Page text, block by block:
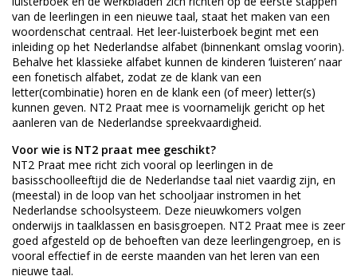
van de leerlingen in een nieuwe taal, staat het maken van een
woordenschat centraal. Het leer-luisterboek begint met een
inleiding op het Nederlandse alfabet (binnenkant omslag voorin).
Behalve het klassieke alfabet kunnen de kinderen ‘luisteren’ naar
een fonetisch alfabet, zodat ze de klank van een
letter(combinatie) horen en de klank een (of meer) letter(s)
kunnen geven. NT2 Praat mee is voornamelijk gericht op het
aanleren van de Nederlandse spreekvaardigheid.
Voor wie is NT2 praat mee geschikt?
NT2 Praat mee richt zich vooral op leerlingen in de
basisschoolleeftijd die de Nederlandse taal niet vaardig zijn, en
(meestal) in de loop van het schooljaar instromen in het
Nederlandse schoolsysteem. Deze nieuwkomers volgen
onderwijs in taalklassen en basisgroepen. NT2 Praat mee is zeer
goed afgesteld op de behoeften van deze leerlingengroep, en is
vooral effectief in de eerste maanden van het leren van een
nieuwe taal.